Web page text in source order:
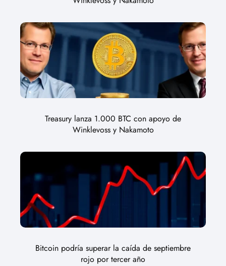
Treasury lanza 1.000 BTC con apoyo de
Winklevoss y Nakamoto
Bitcoin podría superar la caída de septiembre
rojo por tercer año